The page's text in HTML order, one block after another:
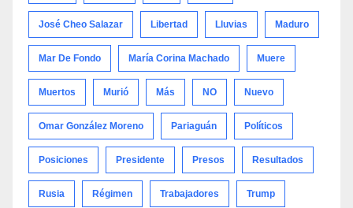
José Cheo Salazar Libertad Lluvias Maduro
Mar De Fondo María Corina Machado Muere
Muertos Murió Más NO Nuevo
Omar González Moreno Pariaguán Políticos
Posiciones Presidente Presos Resultados
Rusia Régimen Trabajadores Trump